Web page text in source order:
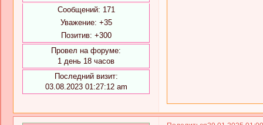
Сообщений: 171
Уважение: +35
Позитив: +300
Провел на форуме:
1 день 18 часов
Последний визит:
03.08.2023 01:27:12 am